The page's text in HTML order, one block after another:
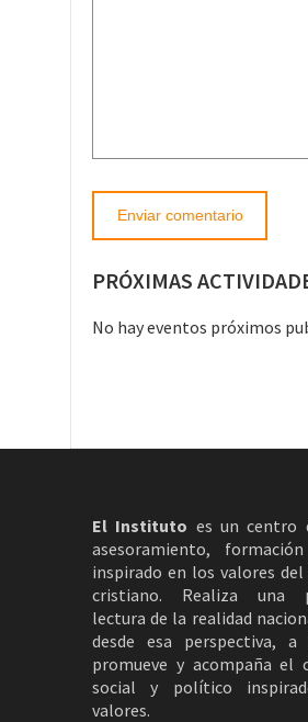
PRÓXIMAS
No hay eventos próximos
El Instituto es un centro
asesoramiento,
inspirado en los valores
cristiano. Realiza una
lectura de la realidad
desde esa perspectiva,
promueve y acompaña el
social y político
valores.